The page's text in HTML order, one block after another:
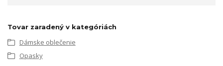
Tovar zaradený v kategóriách
Dámske oblečenie
Opasky